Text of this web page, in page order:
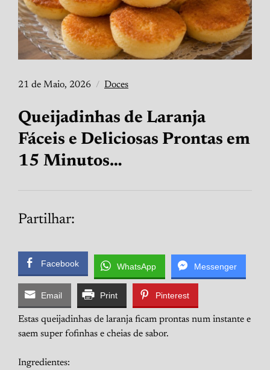
21 de Maio, 2026 Doces
Queijadinhas de Laranja
Fáceis e Deliciosas Prontas em
15 Minutos…
Partilhar:
Facebook WhatsApp Messenger
Email Print Pinterest
Estas queijadinhas de laranja ficam prontas num instante e
saem super fofinhas e cheias de sabor.
Ingredientes: